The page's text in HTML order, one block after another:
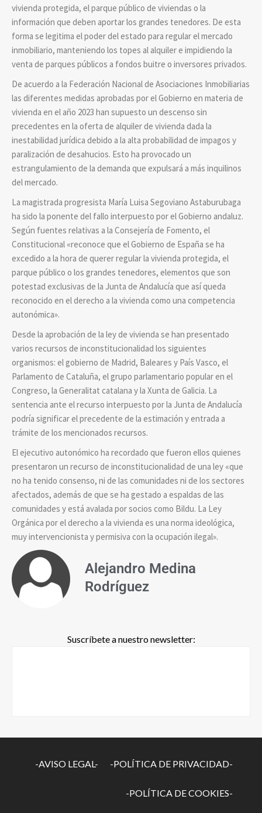
vivienda protegida, el parque público de viviendas o la
información que deben aportar los grandes tenedores. De esta
forma se legitima el poder del estado para regular el mercado
inmobiliario, manteniendo los topes al alquiler e impidiendo la
venta de parques públicos a fondos buitre o inversores privados.
De acuerdo a la Federación Nacional de Asociaciones Inmobiliarias
las diferentes medidas aprobadas por el Gobierno en materia de
vivienda en el año 2023 han supuesto un descenso sin
precedentes en la oferta de alquiler de vivienda dada la
inestabilidad jurídica debido a la alta probabilidad de impagos y
paralización de desahucios. Esto ha provocado un
estrangulamiento de la demanda que expulsará a más inquilinos
del mercado.
La magistrada progresista María Luisa Segoviano Astaburubaga
ha sido la ponente del fallo interpuesto por el Gobierno andaluz.
Según fuentes relativas a la Consejería de Fomento, el
Constitucional «reconoce que el Gobierno de España se ha
excedido a la hora de querer regular la vivienda protegida, el
parque público o los grandes tenedores, elementos que son
potestad exclusivas de la Junta de Andalucía que así queda
reconocido en el derecho a la vivienda como una competencia
autonómica».
Desde la aprobación de la ley de vivienda se han presentado
varios recursos de inconstitucionalidad los siguientes
organismos: el gobierno de Madrid, Baleares y País Vasco, el
Parlamento de Cataluña, el grupo parlamentario popular en el
Congreso, la Generalitat catalana y la Xunta de Galicia. La
sentencia ante el recurso interpuesto por la Junta de Andalucía
podría significar el precedente de la estimación y entrada a
trámite de los mencionados recursos.
El ejecutivo autonómico ha recordado que fueron ellos quienes
presentaron un recurso de inconstitucionalidad de una ley «que
no ha tenido consenso, ni de las comunidades ni de los sectores
afectados, además de que se ha gestado a espaldas de las
comunidades y está avalada por socios como Bildu. La Ley
Orgánica por el derecho a la vivienda es una norma ideológica,
muy intervencionista y permisiva con la ocupación ilegal».
Alejandro Medina
Rodríguez
Suscríbete a nuestro newsletter:
-AVISO LEGAL- -POLÍTICA DE PRIVACIDAD-
-POLÍTICA DE COOKIES-